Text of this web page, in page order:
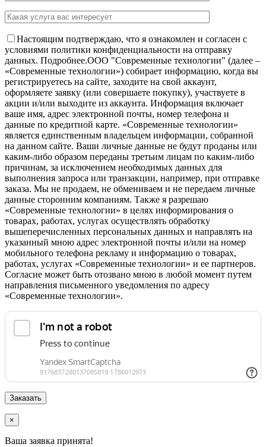
Настоящим подтверждаю, что я ознакомлен и согласен с
условиями политики конфиденциальности на отправку
данных. Подробнее.OOO "Современные технологии" (далее –
«Современные технологии») собирает информацию, когда вы
регистрируетесь на сайте, заходите на свой аккаунт,
оформляете заявку (или совершаете покупку), участвуете в
акции и/или выходите из аккаунта. Информация включает
ваше имя, адрес электронной почты, номер телефона и
данные по кредитной карте. «Современные технологии»
является единственным владельцем информации, собранной
на данном сайте. Ваши личные данные не будут проданы или
каким-либо образом переданы третьим лицам по каким-либо
причинам, за исключением необходимых данных для
выполнения запроса или транзакции, например, при отправке
заказа. Мы не продаем, не обмениваем и не передаем личные
данные сторонним компаниям. Также я разрешаю
«Современные технологии» в целях информирования о
товарах, работах, услугах осуществлять обработку
вышеперечисленных персональных данных и направлять на
указанный мною адрес электронной почты и/или на номер
мобильного телефона рекламу и информацию о товарах,
работах, услугах «Современные технологии» и ее партнеров.
Согласие может быть отозвано мною в любой момент путем
направления письменного уведомления по адресу
«Современные технологии».
×
Ваша заявка принята!